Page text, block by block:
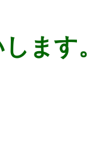
ます。